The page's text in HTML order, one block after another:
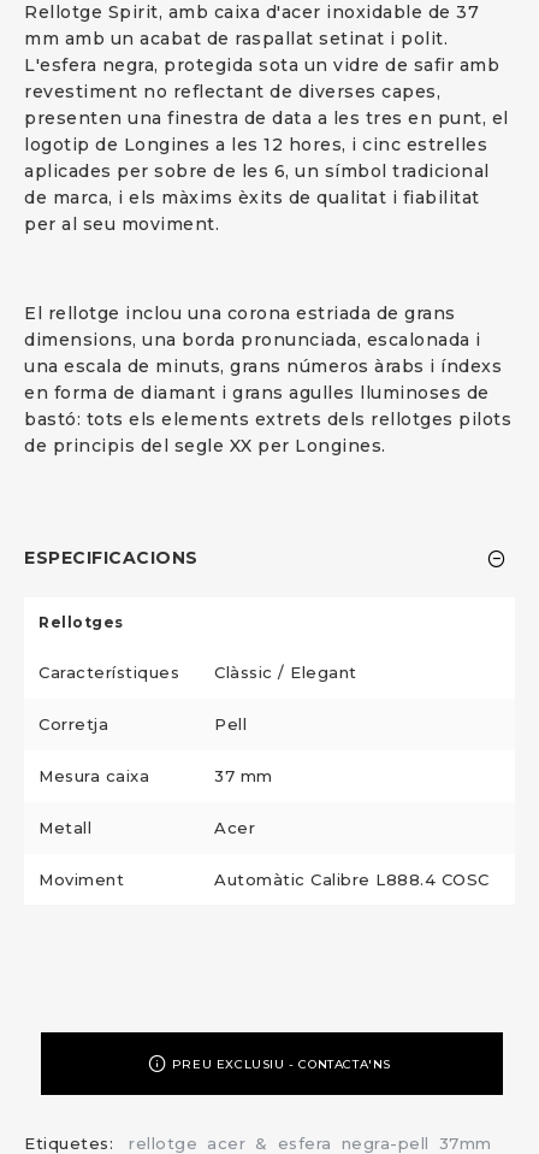
Rellotge Spirit, amb caixa d'acer inoxidable de 37
mm amb un acabat de raspallat setinat i polit.
L'esfera negra, protegida sota un vidre de safir amb
revestiment no reflectant de diverses capes,
presenten una finestra de data a les tres en punt, el
logotip de Longines a les 12 hores, i cinc estrelles
aplicades per sobre de les 6, un símbol tradicional
de marca, i els màxims èxits de qualitat i fiabilitat
per al seu moviment.
El rellotge inclou una corona estriada de grans
dimensions, una borda pronunciada, escalonada i
una escala de minuts, grans números àrabs i índexs
en forma de diamant i grans agulles lluminoses de
bastó: tots els elements extrets dels rellotges pilots
de principis del segle XX per Longines.
ESPECIFICACIONS
Rellotges
Característiques Clàssic / Elegant
Corretja Pell
Mesura caixa 37 mm
Metall Acer
Moviment Automàtic Calibre L888.4 COSC
PREU EXCLUSIU - CONTACTA'NS
Etiquetes: rellotge acer & esfera negra-pell
37mm